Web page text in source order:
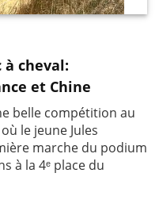
cheval:
et Chine
belle compétition au
le jeune Jules
marche du podium
à la 4ᵉ place du